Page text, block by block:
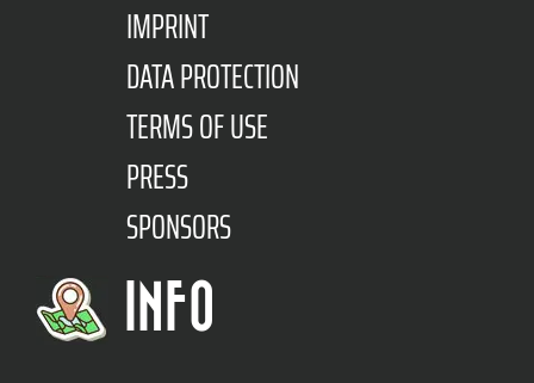
IMPRINT
DATA PROTECTION
TERMS OF USE
PRESS
SPONSORS
INFO